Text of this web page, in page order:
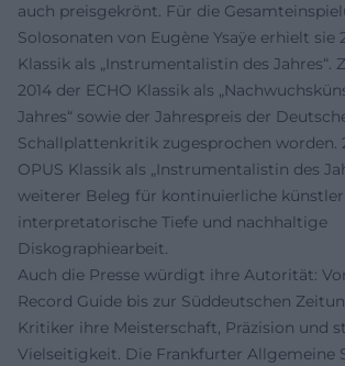
auch preisgekrönt. Für die
Solosonaten von Eugène Ysaÿe erhielt sie
Klassik als „Instrumentalistin des Jahres“.
2014 der ECHO Klassik als
Jahres“ sowie der Jahrespreis der
Schallplattenkritik zugesprochen worden.
OPUS Klassik als „Instrumentalistin des
weiterer Beleg für kontinuierliche
interpretatorische Tiefe und nachhaltige
Diskographiearbeit.
Auch die Presse würdigt ihre Autorität:
Record Guide bis zur Süddeutschen
Kritiker ihre Meisterschaft, Präzision und
Vielseitigkeit. Die Frankfurter Allgemeine